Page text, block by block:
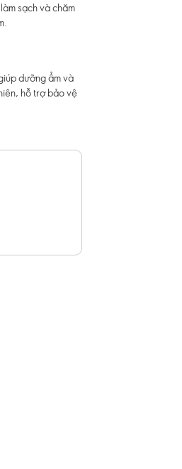
sạch và chăm
dưỡng ẩm và
hỗ trợ bảo vệ